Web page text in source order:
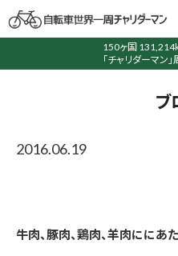
150ヶ国
「チャリダーマン
ブ
2016.06.19
牛肉、豚肉、鶏肉、羊肉ににあ